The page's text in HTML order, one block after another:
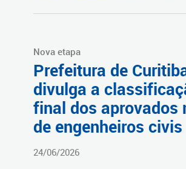
Nova etapa
Prefeitura de
divulga a
final dos aprovados
de engenheiros civis
24/06/2026